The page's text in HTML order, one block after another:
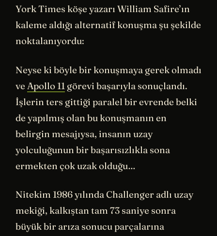
York Times köşe yazarı William Safire’ın
kaleme aldığı alternatif konuşma şu şekilde
noktalanıyordu:
Neyse ki böyle bir konuşmaya gerek olmadı
ve Apollo 11 görevi başarıyla sonuçlandı.
İşlerin ters gittiği paralel bir evrende belki
de yapılmış olan bu konuşmanın en
belirgin mesajıysa, insanın uzay
yolculuğunun bir başarısızlıkla sona
ermekten çok uzak olduğu…
Nitekim 1986 yılında Challenger adlı uzay
mekiği, kalkıştan tam 73 saniye sonra
büyük bir arıza sonucu parçalarına